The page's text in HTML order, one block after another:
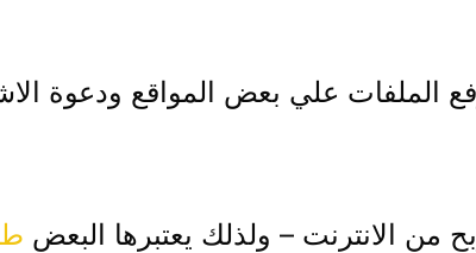
من رفع الملفات علي بعض المواقع
من الانترنت – ولذلك يعتبرها البعض